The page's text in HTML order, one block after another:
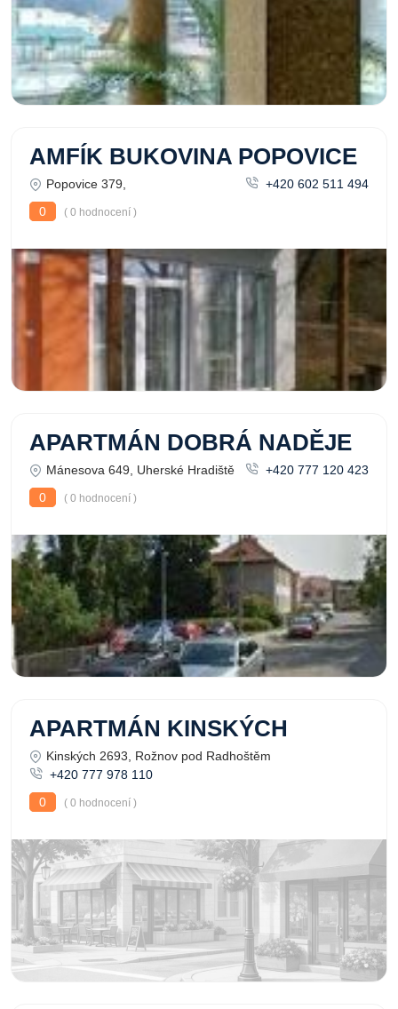
AMFÍK BUKOVINA POPOVICE
Popovice 379,
+420 602 511 494
0
( 0 hodnocení )
APARTMÁN DOBRÁ NADĚJE
Mánesova 649, Uherské Hradiště
+420 777 120 423
0
( 0 hodnocení )
APARTMÁN KINSKÝCH
Kinských 2693, Rožnov pod Radhoštěm
+420 777 978 110
0
( 0 hodnocení )